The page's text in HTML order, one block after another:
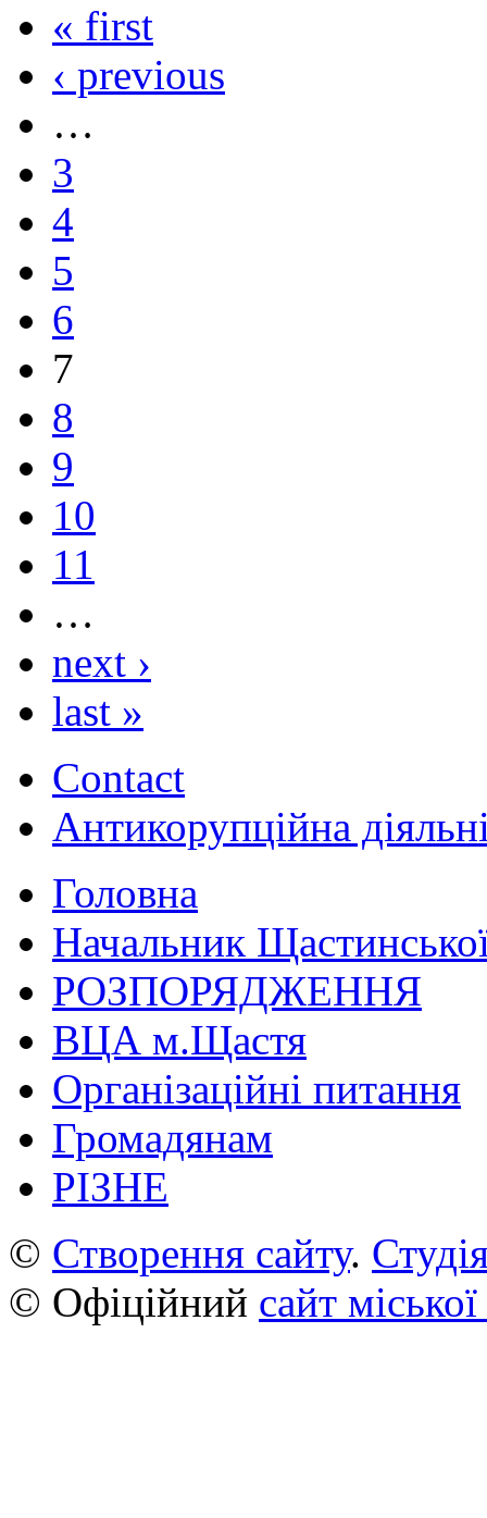
« first
‹ previous
…
3
4
5
6
7
8
9
10
11
…
next ›
last »
Contact
Антикорупційна
Головна
Начальник
РОЗПОРЯДЖЕННЯ
ВЦА м.Щастя
Організаційні питання
Громадянам
РІЗНЕ
© Створення сайту.
© Офіційний сайт